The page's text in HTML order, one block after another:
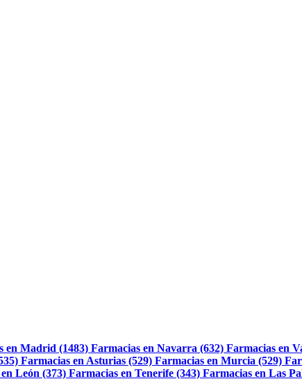
en Madrid (1483) Farmacias en Navarra (632) Farmacias en
Farmacias en Asturias (529) Farmacias en Murcia (529)
León (373) Farmacias en Tenerife (343) Farmacias en Las